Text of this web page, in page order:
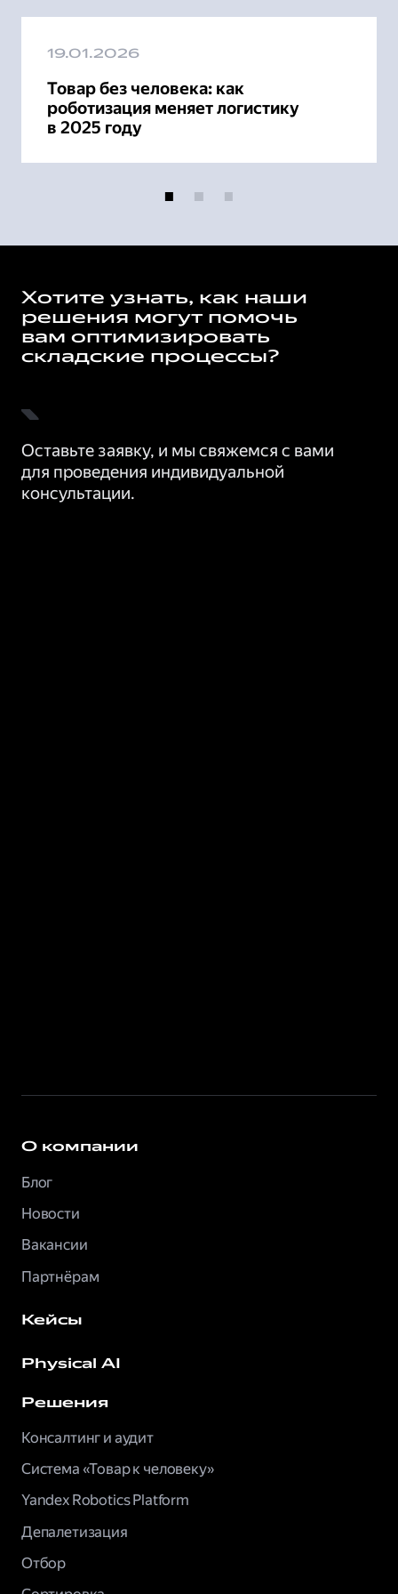
19.01.2026
Товар без человека: как
роботизация меняет логистику
в 2025 году
Хотите узнать, как наши
решения могут помочь
вам оптимизировать
складские процессы?
Оставьте заявку, и мы свяжемся с вами
для проведения индивидуальной
консультации.
О компании
Блог
Новости
Вакансии
Партнёрам
Кейсы
Physical AI
Решения
Консалтинг и аудит
Система «Товар к человеку»
Yandex Robotics Platform
Депалетизация
Отбор